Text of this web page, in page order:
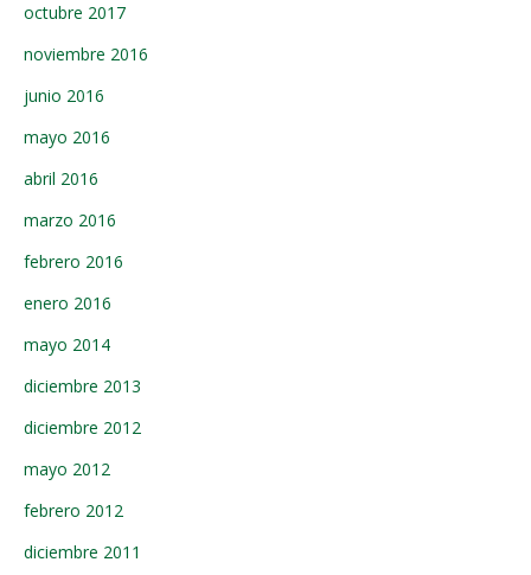
octubre 2017
noviembre 2016
junio 2016
mayo 2016
abril 2016
marzo 2016
febrero 2016
enero 2016
mayo 2014
diciembre 2013
diciembre 2012
mayo 2012
febrero 2012
diciembre 2011